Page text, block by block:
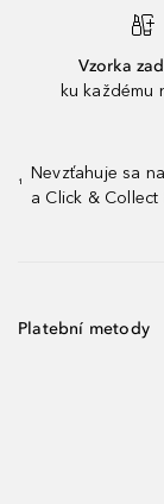
Vzorka
ku každému
¹
Nevzťahuje sa
a Click &
Platební metody